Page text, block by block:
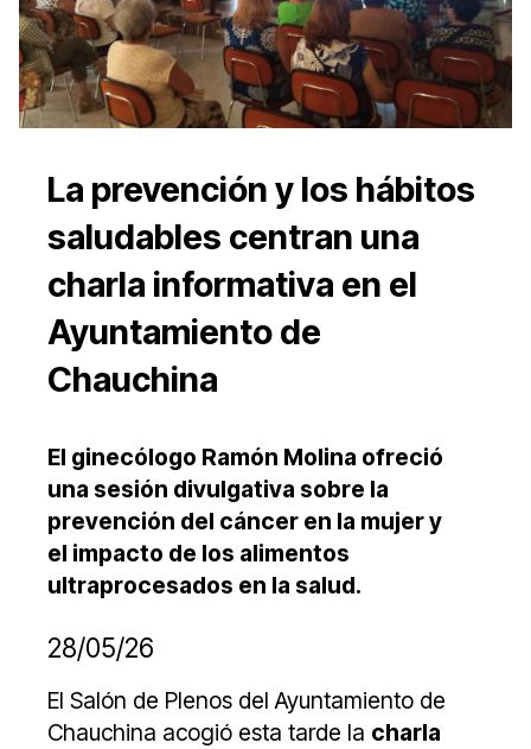
La prevención y los hábitos
saludables centran una
charla informativa en el
Ayuntamiento de
Chauchina
El ginecólogo Ramón Molina ofreció
una sesión divulgativa sobre la
prevención del cáncer en la mujer y
el impacto de los alimentos
ultraprocesados en la salud.
28/05/26
El Salón de Plenos del Ayuntamiento de
Chauchina acogió esta tarde la charla